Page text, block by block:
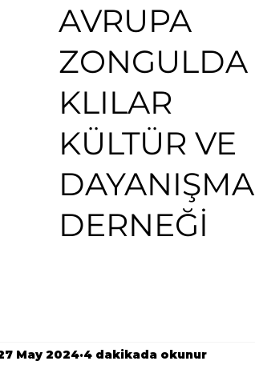
AVRUPA
ZONGULDA
KLILAR
KÜLTÜR VE
DAYANIŞMA
DERNEĞİ
May 2024 4 dakikada okunur